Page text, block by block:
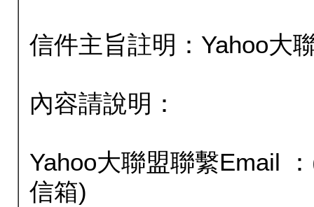
信件主旨註明：Yahoo大
內容請說明：
Yahoo大聯盟聯繫Email
信箱)